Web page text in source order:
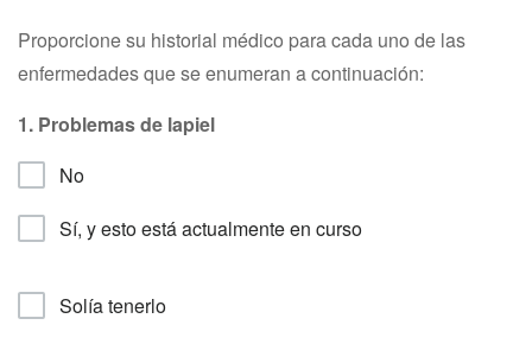
Proporcione su historial médico para cada uno de las
enfermedades que se enumeran a continuación:
1. Problemas de lapiel
No
Sí, y esto está actualmente en curso
Solía tenerlo